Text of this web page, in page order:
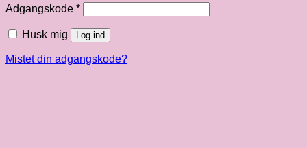
Adgangskode *Påkrævet
Husk mig Log ind
Mistet din adgangskode?